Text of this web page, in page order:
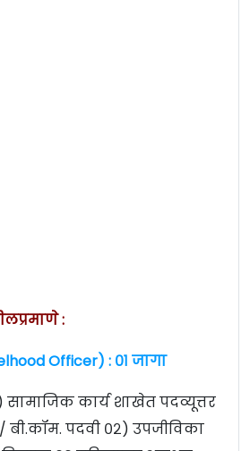
:
Officer) : ०१ जागा
सामाजिक कार्य शाखेत पदव्यूत्तर
बी.कॉम. पदवी ०२) उपजीविका